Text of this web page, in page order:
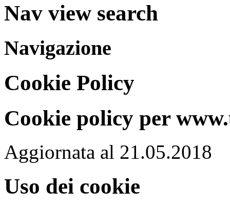
Nav view search
Navigazione
Cookie Policy
Cookie policy per
Aggiornata al 21.05.2018
Uso dei cookie